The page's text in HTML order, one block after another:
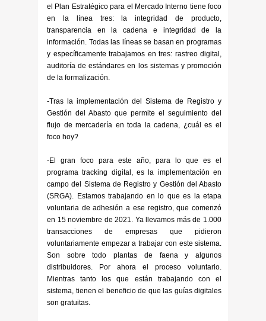
el Plan Estratégico para el Mercado Interno tiene foco
en la línea tres: la integridad de producto,
transparencia en la cadena e integridad de la
información. Todas las líneas se basan en programas
y específicamente trabajamos en tres: rastreo digital,
auditoría de estándares en los sistemas y promoción
de la formalización.
-Tras la implementación del Sistema de Registro y
Gestión del Abasto que permite el seguimiento del
flujo de mercadería en toda la cadena, ¿cuál es el
foco hoy?
-El gran foco para este año, para lo que es el
programa tracking digital, es la implementación en
campo del Sistema de Registro y Gestión del Abasto
(SRGA). Estamos trabajando en lo que es la etapa
voluntaria de adhesión a ese registro, que comenzó
en 15 noviembre de 2021. Ya llevamos más de 1.000
transacciones de empresas que pidieron
voluntariamente empezar a trabajar con este sistema.
Son sobre todo plantas de faena y algunos
distribuidores. Por ahora el proceso voluntario.
Mientras tanto los que están trabajando con el
sistema, tienen el beneficio de que las guías digitales
son gratuitas.